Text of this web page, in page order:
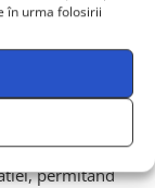
în urma folosirii
de sistemul
raportarii
de inalta
permitand